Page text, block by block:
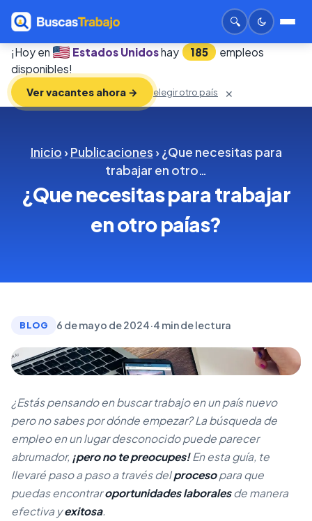
🔍
¡Hoy en Estados Unidoshay 185
empleos
disponibles!
Ver vacantes ahora → elegir otro país ✕
Inicio ›Publicaciones › ¿Que necesitas para
trabajar en otro…
¿Que necesitas para trabajar
en otro paías?
BLOG 6 de mayo de 2024·4 min de lectura
¿Estás pensando en buscar trabajo en un país nuevo
pero no sabes por dónde empezar? La búsqueda de
empleo en un lugar desconocido puede parecer
abrumador, ¡pero no te preocupes!En esta guía, te
llevaré paso a paso a través delprocesopara que
puedas encontraroportunidades laboralesde manera
efectiva yexitosa.